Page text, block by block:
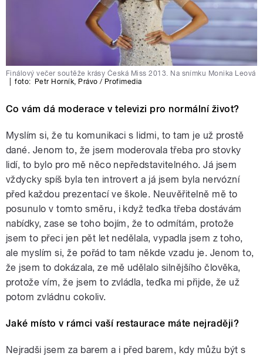
Finálový večer soutěže krásy Česká Miss 2013. Na snímku Monika Leová
foto: Petr Horník,Právo / Profimedia
Co vám dá moderace v televizi pro normální život?
Myslím si, že tu komunikaci s lidmi, to tam je už prostě
dané. Jenom to, že jsem moderovala třeba pro stovky
lidí, to bylo pro mě něco nepředstavitelného. Já jsem
vždycky spíš byla ten introvert a já jsem byla nervózní
před každou prezentací ve škole. Neuvěřitelně mě to
posunulo v tomto směru, i když teďka třeba dostávám
nabídky, zase se toho bojím, že to odmítám, protože
jsem to přeci jen pět let nedělala, vypadla jsem z toho,
ale myslím si, že pořád to tam někde vzadu je. Jenom to,
že jsem to dokázala, ze mě udělalo silnějšího člověka,
protože vím, že jsem to zvládla, teďka mi přijde, že už
potom zvládnu cokoliv.
Jaké místo v rámci vaší restaurace máte nejraději?
Nejradši jsem za barem a i před barem, kdy můžu být s